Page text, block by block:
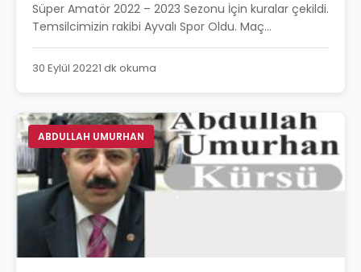
Süper Amatör 2022 – 2023 Sezonu İçin kuralar çekildi.
Temsilcimizin rakibi Ayvalı Spor Oldu. Maç...
30 Eylül 20221 dk okuma
ABDULLAH UMURHAN